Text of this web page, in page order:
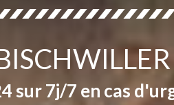
sur 7j/7 en cas